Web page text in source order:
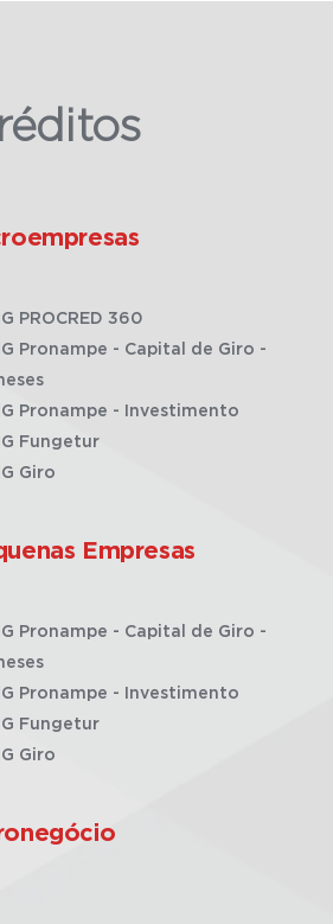
PROCRED 360
Pronampe - Capital de Giro -
Pronampe - Investimento
Fungetur
Giro
Empresas
Pronampe - Capital de Giro -
Pronampe - Investimento
Fungetur
Giro